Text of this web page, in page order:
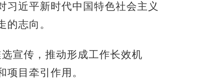
习近平新时代中国特色社会主义
志向。
宣传，推动形成工作长效机
目牵引作用。